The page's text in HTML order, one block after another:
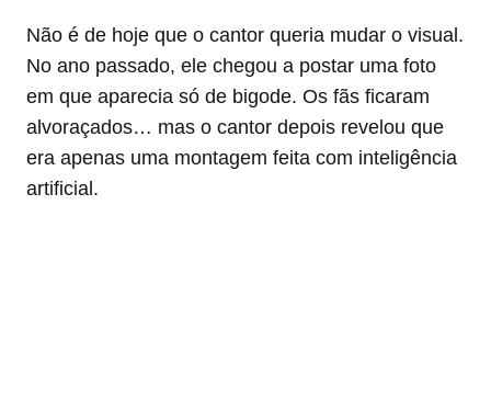
Não é de hoje que o cantor queria mudar o visual.
No ano passado, ele chegou a postar uma foto
em que aparecia só de bigode. Os fãs ficaram
alvoraçados… mas o cantor depois revelou que
era apenas uma montagem feita com inteligência
artificial.